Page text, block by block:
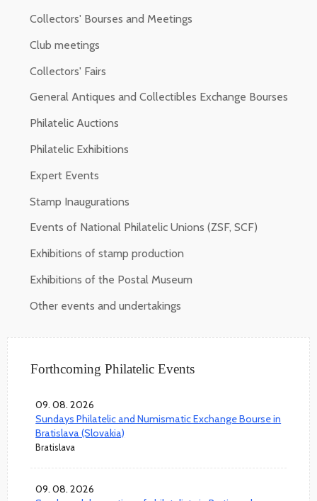
Collectors' Bourses and Meetings
Club meetings
Collectors' Fairs
General Antiques and Collectibles Exchange Bourses
Philatelic Auctions
Philatelic Exhibitions
Expert Events
Stamp Inaugurations
Events of National Philatelic Unions (ZSF, SCF)
Exhibitions of stamp production
Exhibitions of the Postal Museum
Other events and undertakings
Forthcoming Philatelic Events
09. 08. 2026
Sundays Philatelic and Numismatic Exchange Bourse in
Bratislava (Slovakia)
Bratislava
09. 08. 2026